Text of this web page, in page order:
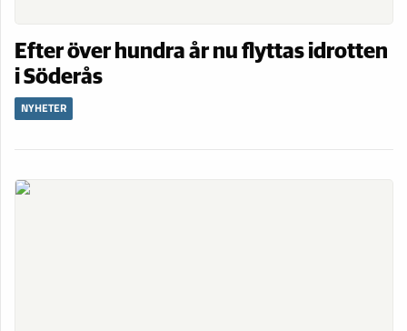
Efter över hundra år nu flyttas idrotten
i Söderås
NYHETER